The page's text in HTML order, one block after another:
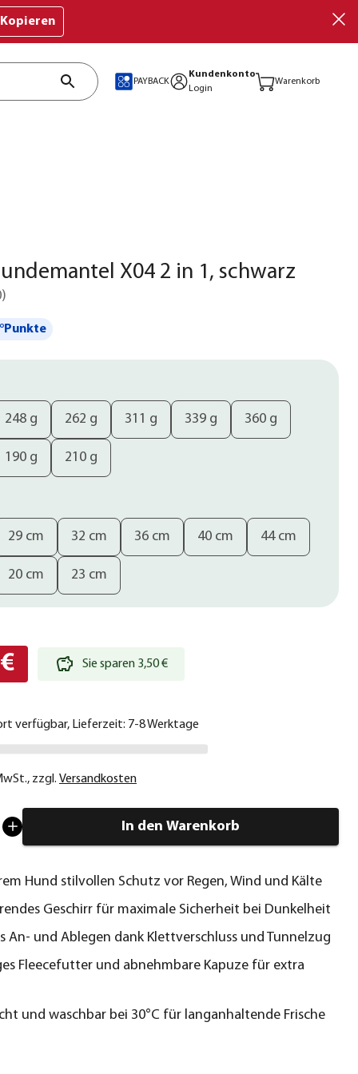
Kopieren
PAYBACK
Kundenkonto
Login
Warenkorb
X04 2 in 1, schwarz
)
248 g 262 g 311 g 339 g 360 g
190 g 210 g
29 cm 32 cm 36 cm 40 cm 44 cm
20 cm 23 cm
Sie sparen 3,50 €
verfügbar, Lieferzeit: 7-8 Werktage
, zzgl. Versandkosten
In den Warenkorb
Hund stilvollen Schutz vor Regen, Wind und Kälte
Geschirr für maximale Sicherheit bei Dunkelheit
An- und Ablegen dank Klettverschluss und Tunnelzug
Fleecefutter und abnehmbare Kapuze für extra
und waschbar bei 30°C für langanhaltende Frische